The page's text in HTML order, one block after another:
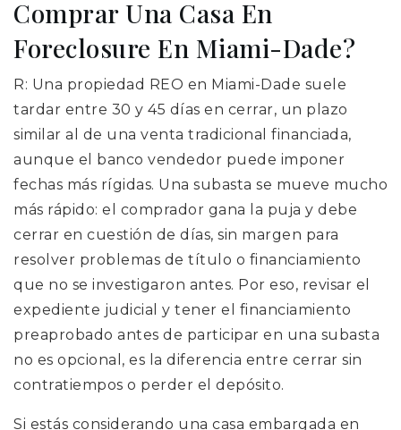
Comprar Una Casa En
Foreclosure En Miami-Dade?
R: Una propiedad REO en Miami-Dade suele
tardar entre 30 y 45 días en cerrar, un plazo
similar al de una venta tradicional financiada,
aunque el banco vendedor puede imponer
fechas más rígidas. Una subasta se mueve mucho
más rápido: el comprador gana la puja y debe
cerrar en cuestión de días, sin margen para
resolver problemas de título o financiamiento
que no se investigaron antes. Por eso, revisar el
expediente judicial y tener el financiamiento
preaprobado antes de participar en una subasta
no es opcional, es la diferencia entre cerrar sin
contratiempos o perder el depósito.
Si estás considerando una casa embargada en